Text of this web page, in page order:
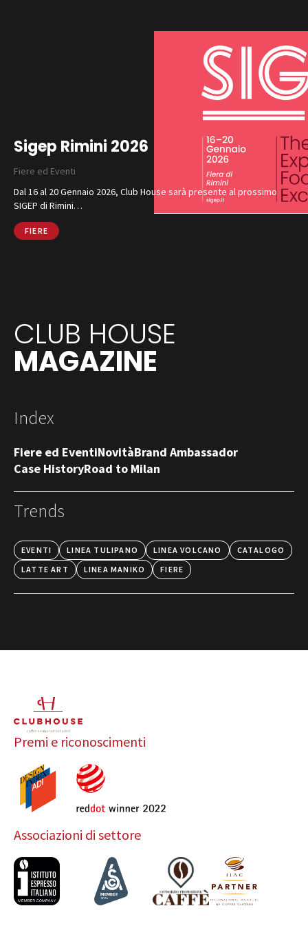
Sigep Rimini 2026
Fiere ed Eventi
Dal 16 al 20 Gennaio 2026, Club House sarà presente al prossimo
SIGEP di Rimini…
FIERE
CLUB HOUSE
MAGAZINE
Index
Fiere ed EventiNovitàBrand Ambassador
Case HistoryRoad to Milan
Trends
EVENTI LINEA TULIPANO LINEA VOLCANO
CATALOGO
LATTE ART
LINEA MANIKO FIERE
Premi e riconoscimenti
Associazioni di settore